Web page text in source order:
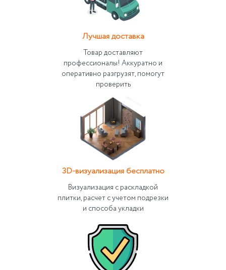
Лучшая доставка
Товар доставляют
профессионалы! Аккуратно и
оперативно разгрузят, помогут
проверить
3D-визуализация бесплатно
Визуализация с раскладкой
плитки, расчет с учетом подрезки
и способа укладки